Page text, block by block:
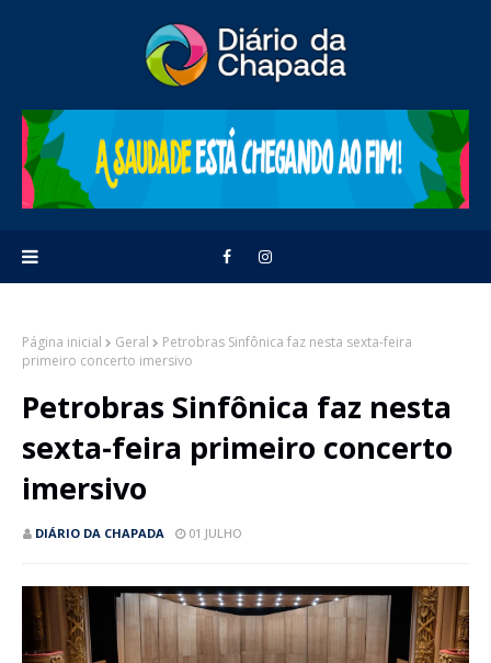
Página inicial Geral
Petrobras Sinfônica faz nesta sexta-feira
primeiro concerto imersivo
Petrobras Sinfônica faz nesta
sexta-feira primeiro concerto
imersivo
DIÁRIO DA CHAPADA 01 JULHO